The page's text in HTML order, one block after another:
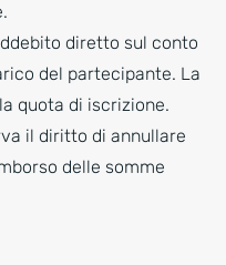
diretto sul conto
del partecipante. La
quota di iscrizione.
il diritto di annullare
delle somme